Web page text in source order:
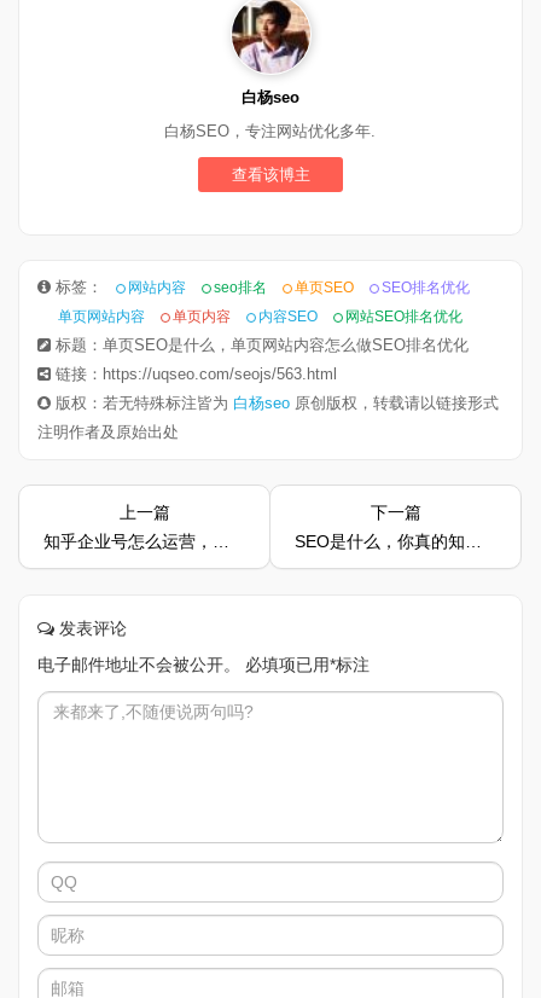
白杨seo
白杨SEO，专注网站优化多年.
查看该博主
标签： 网站内容 seo排名 单页SEO
SEO排名优化
单页网站内容
单页内容 内容SEO 网站SEO排名优化
标题：单页SEO是什么，单页网站内容怎么做SEO排名优化
链接：https://uqseo.com/seojs/563.html
版权：若无特殊标注皆为 白杨seo 原创版权，转载请以链接形式
注明作者及原始出处
上一篇
知乎企业号怎么运营，具体应该怎么做？
下一篇
SEO是什么，你真的知道吗？
发表评论
电子邮件地址不会被公开。
必填项已用*标注